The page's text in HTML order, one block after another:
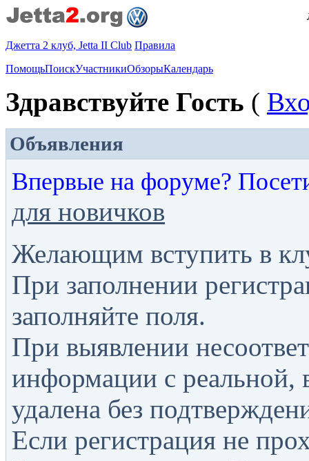
Джетта 2 клуб, Jetta II Club Правила
ПомощьПоискУчастникиОбзорыКалендарь
Здравствуйте Гость (
Объявления
Впервые на форуме?
для новичков
Желающим вступить в
При заполнении
заполняйте поля.
При выявлении
информации с реальной,
удалена без
Если регистрация не